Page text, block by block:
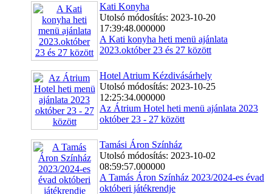
Kati Konyha
Utolsó módosítás: 2023-10-20
17:39:48.000000
A Kati konyha heti menü ajánlata
2023.október 23 és 27 között
Hotel Atrium Kézdivásárhely
Utolsó módosítás: 2023-10-25
12:25:34.000000
Az Átrium Hotel heti menü ajánlata 2023
október 23 - 27 között
Tamási Áron Színház
Utolsó módosítás: 2023-10-02
08:59:57.000000
A Tamás Áron Színház 2023/2024-es évad
októberi játékrendje